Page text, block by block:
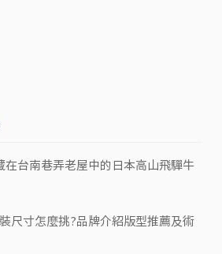
在台南巷弄老屋中的日本高山飛驒牛
尺寸怎麼挑?品牌介紹版型推薦及術